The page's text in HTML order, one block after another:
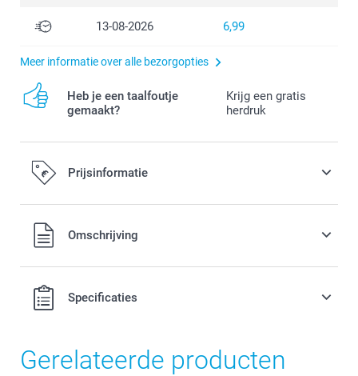
13-08-2026 6,99
Meer informatie over alle bezorgopties
Heb je een taalfoutje
gemaakt?
Krijg een gratis
herdruk
Prijsinformatie
Alle prijzen zijn in EURO (€) inclusief BTW en exclusief
verzendkosten.Omschrijving
Specificaties
Gerelateerde producten